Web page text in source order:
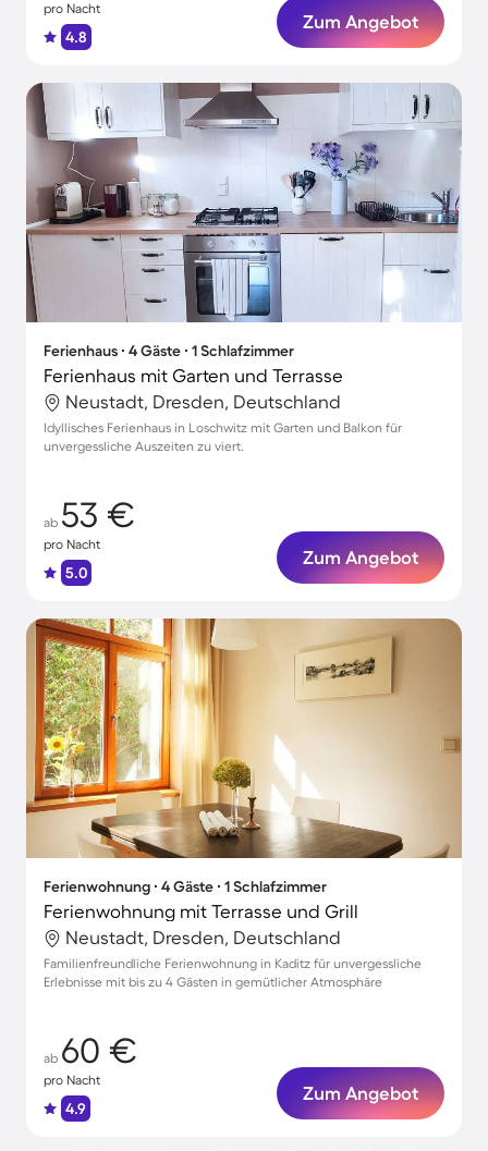
pro Nacht
4.8
Zum Angebot
Ferienhaus ∙ 4 Gäste ∙ 1 Schlafzimmer
Ferienhaus mit Garten und Terrasse
Neustadt, Dresden, Deutschland
Idyllisches Ferienhaus in Loschwitz mit Garten und Balkon für
unvergessliche Auszeiten zu viert.
ab 53 €
pro Nacht
5.0
Zum Angebot
Ferienwohnung ∙ 4 Gäste ∙ 1 Schlafzimmer
Ferienwohnung mit Terrasse und Grill
Neustadt, Dresden, Deutschland
Familienfreundliche Ferienwohnung in Kaditz für unvergessliche
Erlebnisse mit bis zu 4 Gästen in gemütlicher Atmosphäre
ab 60 €
pro Nacht
4.9
Zum Angebot